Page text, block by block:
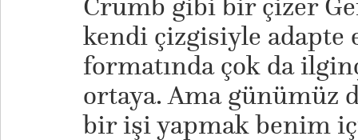
kendi çizgisiyle adapte
formatında çok da
ortaya. Ama günümüz
bir işi yapmak benim